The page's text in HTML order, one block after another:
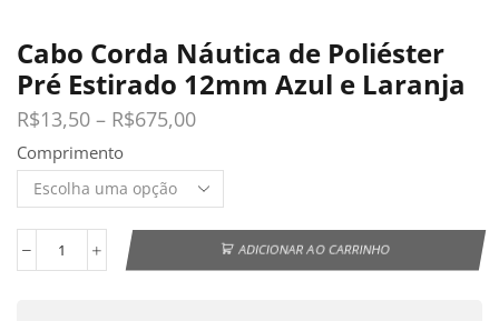
Cabo Corda Náutica de Poliéster
Pré Estirado 12mm Azul e Laranja
R$13,50 – R$675,00
Comprimento
ADICIONAR AO CARRINHO